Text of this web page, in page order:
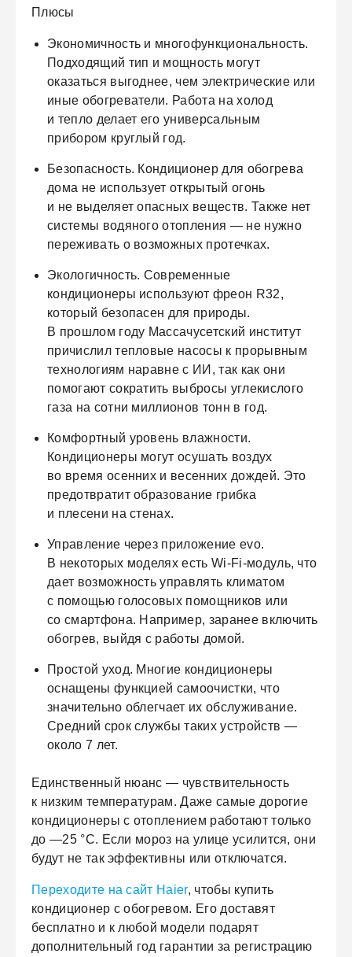
Плюсы
Экономичность и многофункциональность.
Подходящий тип и мощность могут
оказаться выгоднее, чем электрические или
иные обогреватели. Работа на холод
и тепло делает его универсальным
прибором круглый год.
Безопасность. Кондиционер для обогрева
дома не использует открытый огонь
и не выделяет опасных веществ. Также нет
системы водяного отопления — не нужно
переживать о возможных протечках.
Экологичность. Современные
кондиционеры используют фреон R32,
который безопасен для природы.
В прошлом году Массачусетский институт
причислил тепловые насосы к прорывным
технологиям наравне с ИИ, так как они
помогают сократить выбросы углекислого
газа на сотни миллионов тонн в год.
Комфортный уровень влажности.
Кондиционеры могут осушать воздух
во время осенних и весенних дождей. Это
предотвратит образование грибка
и плесени на стенах.
Управление через приложение evo.
В некоторых моделях есть Wi-Fi-модуль, что
дает возможность управлять климатом
с помощью голосовых помощников или
со смартфона. Например, заранее включить
обогрев, выйдя с работы домой.
Простой уход. Многие кондиционеры
оснащены функцией самоочистки, что
значительно облегчает их обслуживание.
Средний срок службы таких устройств —
около 7 лет.
Единственный нюанс — чувствительность
к низким температурам. Даже самые дорогие
кондиционеры с отоплением работают только
до —25 °С. Если мороз на улице усилится, они
будут не так эффективны или отключатся.
Переходите на сайт Haier, чтобы купить
кондиционер с обогревом. Его доставят
бесплатно и к любой модели подарят
дополнительный год гарантии за регистрацию